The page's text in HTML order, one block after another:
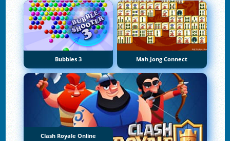
Bubbles 3 Mah Jong Connect
Clash Royale Online